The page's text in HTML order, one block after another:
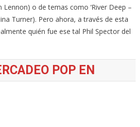
Lennon) o de temas como ‘River Deep –
Turner). Pero ahora, a través de esta
quién fue ese tal Phil Spector del
POP EN